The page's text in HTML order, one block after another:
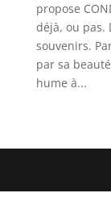
propose
déjà, ou
souvenirs.
par sa
hume à...